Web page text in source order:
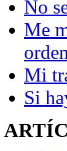
No
Me
Mi
Si